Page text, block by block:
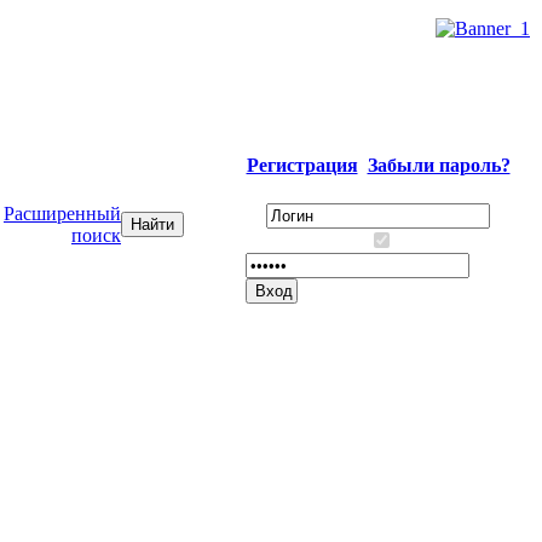
Расширенный
поиск
Регистрация Забыли пароль?